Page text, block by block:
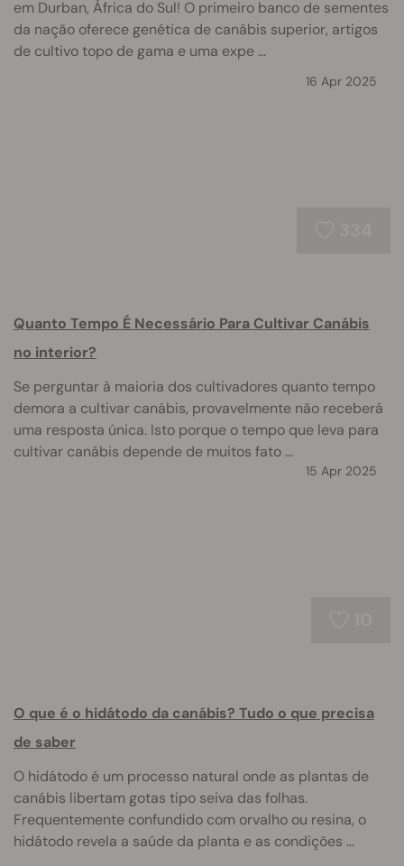
em Durban, África do Sul! O primeiro banco de sementes
da nação oferece genética de canábis superior, artigos
de cultivo topo de gama e uma expe ...
16 Apr 2025
Quanto Tempo É Necessário Para Cultivar Canábis
no interior?
Se perguntar à maioria dos cultivadores quanto tempo
demora a cultivar canábis, provavelmente não receberá
uma resposta única. Isto porque o tempo que leva para
cultivar canábis depende de muitos fato ...
15 Apr 2025
O que é o hidátodo da canábis? Tudo o que precisa
de saber
O hidátodo é um processo natural onde as plantas de
canábis libertam gotas tipo seiva das folhas.
Frequentemente confundido com orvalho ou resina, o
hidátodo revela a saúde da planta e as condições ...